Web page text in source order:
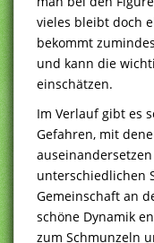
vieles bleibt doch
bekommt
und kann die
einschätzen.
Im Verlauf gibt es
Gefahren, mit
unterschiedlichen
Gemeinschaft an
schöne Dynamik
zum Schmunzeln